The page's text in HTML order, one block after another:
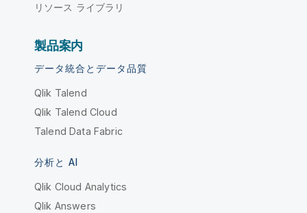
リソース ライブラリ
製品案内
データ統合とデータ品質
Qlik Talend
Qlik Talend Cloud
Talend Data Fabric
分析と AI
Qlik Cloud Analytics
Qlik Answers